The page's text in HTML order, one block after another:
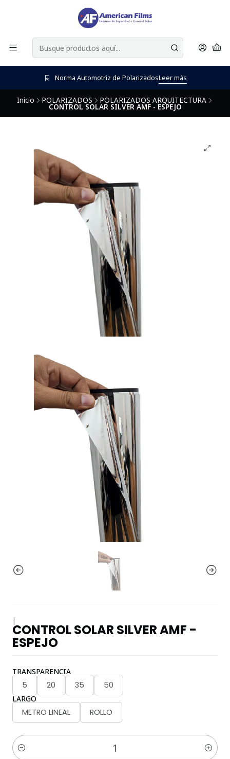
Norma Automotriz de PolarizadosLeer más
Inicio POLARIZADOS POLARIZADOS ARQUITECTURA
CONTROL SOLAR SILVER AMF - ESPEJO
|
CONTROL SOLAR SILVER AMF -
ESPEJO
TRANSPARENCIA
5 20 35 50
LARGO
METRO LINEAL ROLLO
Cantidad